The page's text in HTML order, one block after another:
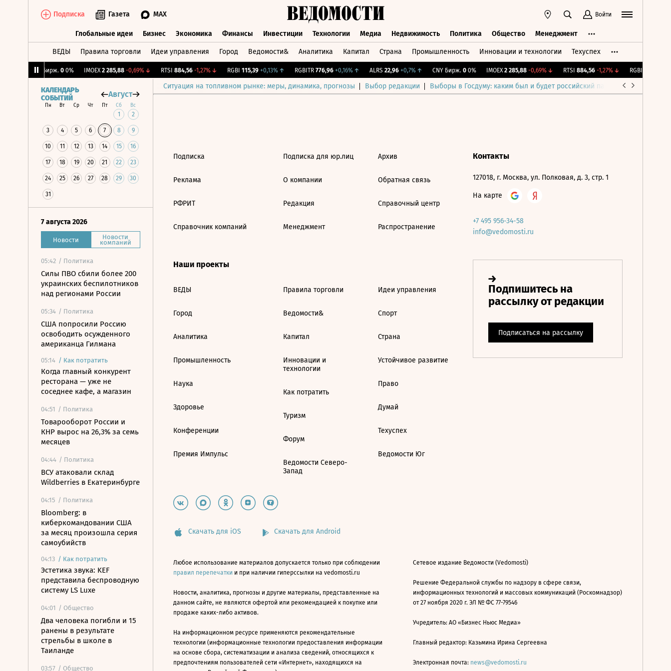
Подписка Газета MAX Войти
Глобальные идеи Бизнес Экономика Финансы Инвестиции Технологии Медиа Недвижимость Политика Общество Менеджмент
ВЕДЫ Правила торговли Идеи управления Город Ведомости& Аналитика Капитал Страна Промышленность Инновации и технологии Техуспех
CNY Бирж. 0 0% IMOEX 2 285,88 -0,69%↓ RTSI 884,56 -1,27%↓ RGBI 115,39 +0,13%↑ RGBITR 776,96 +0,16%↑ ALRS 22,96 +0,7%↑ CNY Бирж. 0 0% IMOEX 2 285,88 -0,69%↓ RTSI 884,56 -1,27%↓ RGBI 115,39
Ситуация на топливном рынке: меры, динамика, прогнозы Выбор редакции Выборы в Госдуму: каким был и будет российский парламент
КАЛЕНДАРЬ
СОБЫТИЙ
Август
Пн Вт Ср Чт Пт Сб Вс
1 2
3 4 5 6 7 8 9
10 11 12 13 14 15 16
17 18 19 20 21 22 23
24 25 26 27 28 29 30
31
7 августа 2026
Новости Новости
компаний
05:42 / Политика
Силы ПВО сбили более 200
украинских беспилотников
над регионами России
05:34 / Политика
США попросили Россию
освободить осужденного
американца Гилмана
05:14 / Как потратить
Когда главный конкурент
ресторана — уже не
соседнее кафе, а магазин
04:51 / Политика
Товарооборот России и
КНР вырос на 26,3% за семь
месяцев
04:44 / Политика
ВСУ атаковали склад
Wildberries в Екатеринбурге
04:15 / Политика
Bloomberg: в
киберкомандовании США
за месяц произошла серия
самоубийств
04:13 / Как потратить
Эстетика звука: KEF
представила беспроводную
систему LS Luxe
04:01 / Общество
Два человека погибли и 15
ранены в результате
стрельбы в школе в
Таиланде
03:57 / Общество
Подписка
Реклама
РФРИТ
Справочник компаний
Подписка для юр.лиц
О компании
Редакция
Менеджмент
Архив
Обратная связь
Справочный центр
Распространение
Наши проекты
ВЕДЫ
Город
Аналитика
Промышленность
Наука
Здоровье
Конференции
Премия Импульс
Правила торговли
Ведомости&
Капитал
Инновации и
технологии
Как потратить
Туризм
Форум
Ведомости Северо-
Запад
Идеи управления
Спорт
Страна
Устойчивое развитие
Право
Думай
Техуспех
Ведомости Юг
Контакты
127018, г. Москва, ул. Полковая, д. 3, стр. 1
На карте
+7 495 956-34-58
info@vedomosti.ru
Скачать для iOS Скачать для Android
Любое использование материалов допускается только при соблюдении
правил перепечатки и при наличии гиперссылки на vedomosti.ru
Новости, аналитика, прогнозы и другие материалы, представленные на
данном сайте, не являются офертой или рекомендацией к покупке или
продаже каких-либо активов.
На информационном ресурсе применяются рекомендательные
технологии (информационные технологии предоставления информации
на основе сбора, систематизации и анализа сведений, относящихся к
предпочтениям пользователей сети «Интернет», находящихся на
Сетевое издание Ведомости (Vedomosti)
Решение Федеральной службы по надзору в сфере связи,
информационных технологий и массовых коммуникаций (Роскомнадзор)
от 27 ноября 2020 г. ЭЛ № ФС 77-79546
Учредитель: АО «Бизнес Ньюс Медиа»
Главный редактор: Казьмина Ирина Сергеевна
Электронная почта: news@vedomosti.ru